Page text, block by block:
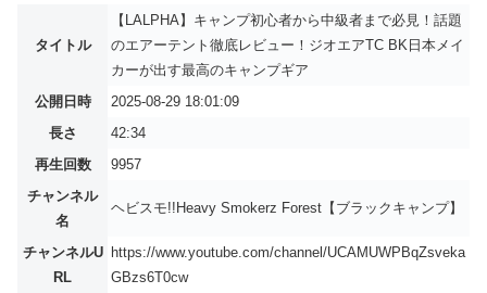
タイトル
【LALPHA】キャンプ初心者から中級者まで必見！話題
のエアーテント徹底レビュー！ジオエアTC BK日本メイ
カーが出す最高のキャンプギア
公開日時
2025-08-29 18:01:09
長さ
42:34
再生回数
9957
チャンネル
名
ヘビスモ!!Heavy Smokerz Forest【ブラックキャンプ】
チャンネルU
RL
https://www.youtube.com/channel/UCAMUWPBqZsveka
GBzs6T0cw